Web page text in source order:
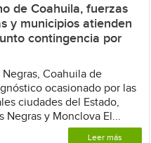
de Coahuila, fuerzas
y municipios atienden
contingencia por
Negras, Coahuila de
ocasionado por las
ciudades del Estado,
Negras y Monclova El...
Leer más